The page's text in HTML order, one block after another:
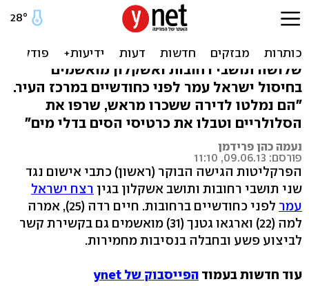
אישום ברצח בלב רחובות:
"פעלו כיחידת חיסול"
שלושה תושבי רחובות ואשקלון מואשמים
בחיסול ישראל עמר לפני כחודשיים במרכז העיר.
"הם נמלטו לדירה ששכרו מראש, שרפו את
הסלולריים וטבלו את כרטיסי הסים בדלי מים"
נעמה כהן פרידמן
פורסם: 09.06.13, 11:10
הפרקליטות הגישה הבוקר (ראשון) כתבי אישום נגד
שני תושבי רחובות ותושב אשקלון בגין רצח ישראל
עמר
לפני כחודשיים ברחובות. חיים רדה (25), אמרה
למה (22) וארגאו גטנך (31) מואשמים גם בקשירת קשר
לביצוע פשע ובחבלה בנסיבות מחמירות.
עוד חדשות בעמוד הפייסבוק של ynet